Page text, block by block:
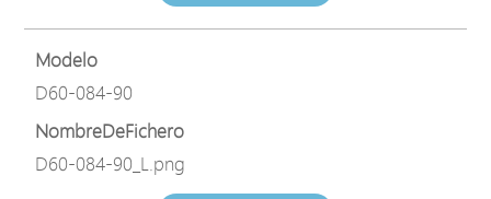
Modelo
D60-084-90
NombreDeFichero
D60-084-90_L.png